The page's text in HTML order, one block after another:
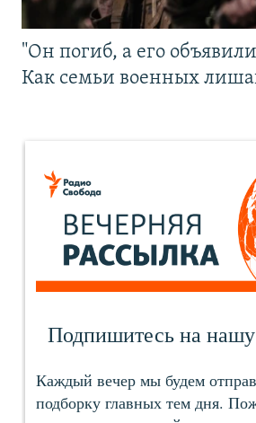
"Он погиб, а его
Как семьи военных